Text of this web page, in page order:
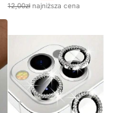
12,00zł najniższa cena